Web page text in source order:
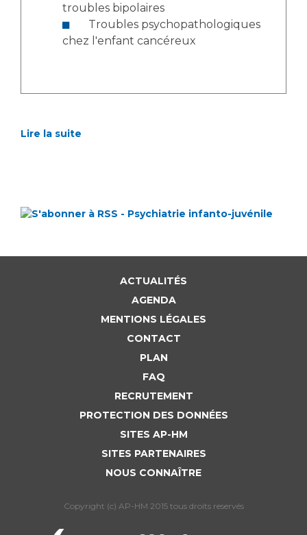
troubles bipolaires
chez l'enfant cancéreux
Lire la suite
ACTUALITÉS
AGENDA
MENTIONS LÉGALES
CONTACT
PLAN
FAQ
RECRUTEMENT
PROTECTION DES DONNÉES
SITES AP-HM
SITES PARTENAIRES
NOUS CONNAÎTRE
Copyright (c) AP-HM 2015 tous droits reservés